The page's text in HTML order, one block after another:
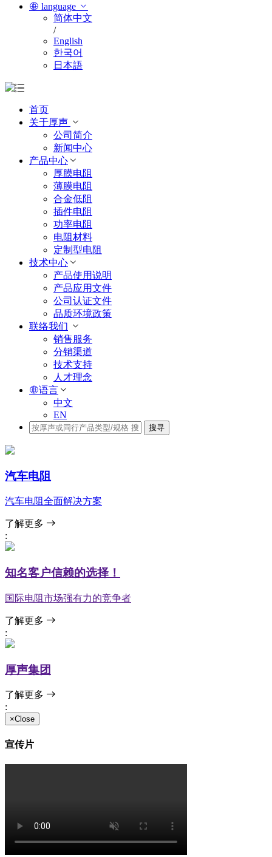
language
简体中文
/
English
한국어
日本語
首页
关于厚声
公司简介
新闻中心
产品中心
厚膜电阻
薄膜电阻
合金低阻
插件电阻
功率电阻
电阻材料
定制型电阻
技术中心
产品使用说明
产品应用文件
公司认证文件
品质环境政策
联络我们
销售服务
分销渠道
技术支持
人才理念
语言
中文
EN
搜寻
汽车电阻
汽车电阻全面解决方案
了解更多
:
知名客户信赖的选择！
国际电阻市场强有力的竞争者
了解更多
:
厚声集团
了解更多
:
×Close
宣传片